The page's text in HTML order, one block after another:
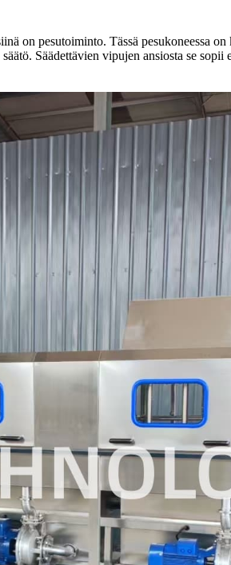
on pesutoiminto. Tässä pesukoneessa
Säädettävien vipujen ansiosta se